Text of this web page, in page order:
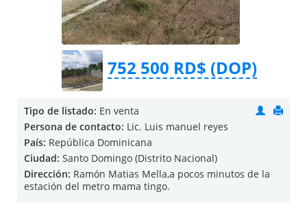
752 500 RD$ (DOP)
Tipo de listado: En venta
Persona de contacto: Lic. Luis manuel reyes
País: República Dominicana
Ciudad: Santo Domingo (Distrito Nacional)
Dirección: Ramón Matias Mella,a pocos minutos de la
estación del metro mama tingo.